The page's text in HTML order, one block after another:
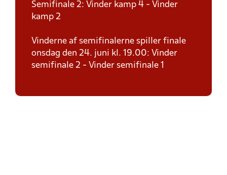
Semifinale 2: Vinder kamp 4 - Vinder
kamp 2
Vinderne af semifinalerne spiller finale
onsdag den 24. juni kl. 19.00: Vinder
semifinale 2 - Vinder semifinale 1